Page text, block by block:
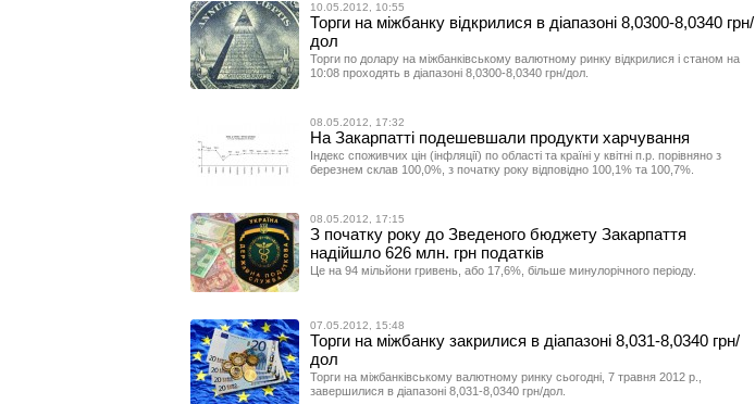
10.05.2012, 10:55
Торги на міжбанку відкрилися в діапазоні 8,0300-8,0340 грн/
дол
Торги по долару на міжбанківському валютному ринку відкрилися і станом на
10:08 проходять в діапазоні 8,0300-8,0340 грн/дол.
08.05.2012, 17:32
На Закарпатті подешевшали продукти харчування
Індекс споживчих цін (інфляції) по області та країні у квітні п.р. порівняно з
березнем склав 100,0%, з початку року відповідно 100,1% та 100,7%.
08.05.2012, 17:15
З початку року до Зведеного бюджету Закарпаття
надійшло 626 млн. грн податків
Це на 94 мільйони гривень, або 17,6%, більше минулорічного періоду.
07.05.2012, 15:48
Торги на міжбанку закрилися в діапазоні 8,031-8,0340 грн/
дол
Торги на міжбанківському валютному ринку сьогодні, 7 травня 2012 р.,
завершилися в діапазоні 8,031-8,0340 грн/дол.